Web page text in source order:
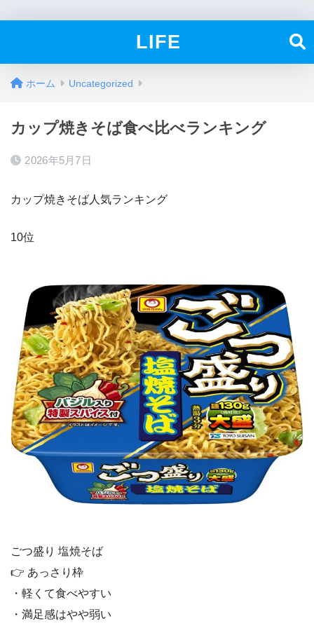
LIFE
ホーム Uncategorized
カップ焼きそば食べ比べランキング
2026年5月7日
カップ焼きそば人気ランキング
10位
ごつ盛り 塩焼そば
👉 あっさり枠
・軽くて食べやすい
・満足感はやや弱い